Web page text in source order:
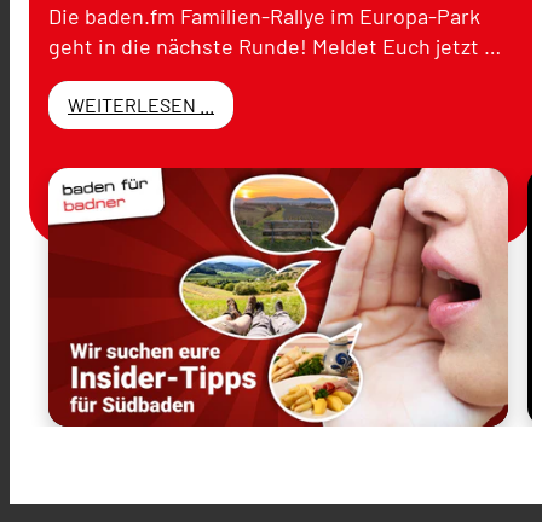
Die baden.fm Familien-Rallye im Europa-Park
geht in die nächste Runde! Meldet Euch jetzt …
WEITERLESEN ...